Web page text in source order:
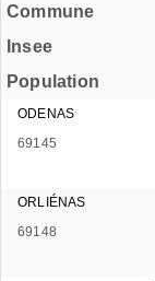
Commune
Insee
Population
ODENAS
69145
ORLIÉNAS
69148